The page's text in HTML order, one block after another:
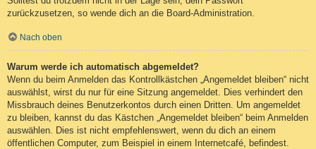
zurückzusetzen, so wende dich an die Board-Administration.
Nach oben
Warum werde ich automatisch abgemeldet?
Wenn du beim Anmelden das Kontrollkästchen „Angemeldet bleiben“ nicht
auswählst, wirst du nur für eine Sitzung angemeldet. Dies verhindert den
Missbrauch deines Benutzerkontos durch einen Dritten. Um angemeldet
zu bleiben, kannst du das Kästchen „Angemeldet bleiben“ beim Anmelden
auswählen. Dies ist nicht empfehlenswert, wenn du dich an einem
öffentlichen Computer, zum Beispiel in einem Internetcafé, befindest.